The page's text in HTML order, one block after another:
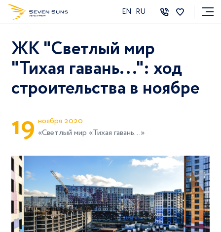
EN RU
ЖК "Светлый мир
"Тихая гавань...": ход
строительства в ноябре
19 ноября 2020
«Светлый мир «Тихая гавань...»